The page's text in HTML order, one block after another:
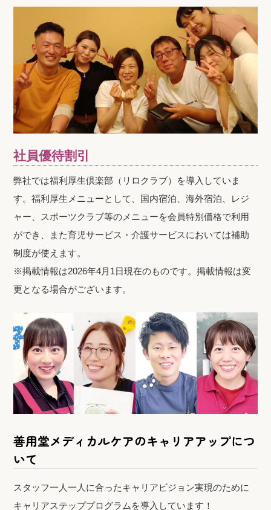
社員優待割引
弊社では福利厚生倶楽部（リロクラブ）を導入していま
す。福利厚生メニューとして、国内宿泊、海外宿泊、レジ
ャー、スポーツクラブ等のメニューを会員特別価格で利用
ができ、また育児サービス・介護サービスにおいては補助
制度が使えます。
※掲載情報は2026年4月1日現在のものです。掲載情報は変
更となる場合がございます。
善用堂メディカルケアのキャリアアップにつ
いて
スタッフ一人一人に合ったキャリアビジョン実現のために
キャリアステッププログラムを導入しています！